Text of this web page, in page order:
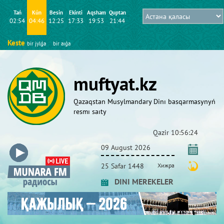
Tań
02:54
Kún
04:46
Besіn
12:25
Ekіntі
17:33
Aqsham
19:53
Quptan
21:44
Keste bіr jylǵa bіr aıǵa
muftyat.kz
Qazaqstan Musylmandary Dіnı basqarmasynyń
resmı saıty
Qazіr 10:56:25
09 August 2026
25 Safar 1448 Хижра
DINI MEREKELER